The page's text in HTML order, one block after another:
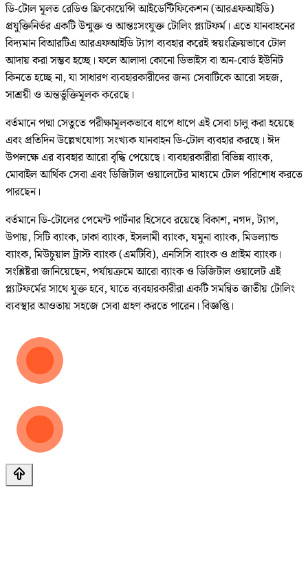
ডি-টোল মূলত রেডিও ফ্রিকোয়েন্সি আইডেন্টিফিকেশন (আরএফআইডি)
প্রযুক্তিনির্ভর একটি উন্মুক্ত ও আন্তঃসংযুক্ত টোলিং প্ল্যাটফর্ম। এতে যানবাহনের
বিদ্যমান বিআরটিএ আরএফআইডি ট্যাগ ব্যবহার করেই স্বয়ংক্রিয়ভাবে টোল
আদায় করা সম্ভব হচ্ছে। ফলে আলাদা কোনো ডিভাইস বা অন-বোর্ড ইউনিট
কিনতে হচ্ছে না, যা সাধারণ ব্যবহারকারীদের জন্য সেবাটিকে আরো সহজ,
সাশ্রয়ী ও অন্তর্ভুক্তিমূলক করেছে।
বর্তমানে পদ্মা সেতুতে পরীক্ষামূলকভাবে ধাপে ধাপে এই সেবা চালু করা হয়েছে
এবং প্রতিদিন উল্লেখযোগ্য সংখ্যক যানবাহন ডি-টোল ব্যবহার করছে। ঈদ
উপলক্ষে এর ব্যবহার আরো বৃদ্ধি পেয়েছে। ব্যবহারকারীরা বিভিন্ন ব্যাংক,
মোবাইল আর্থিক সেবা এবং ডিজিটাল ওয়ালেটের মাধ্যমে টোল পরিশোধ করতে
পারছেন।
বর্তমানে ডি-টোলের পেমেন্ট পার্টনার হিসেবে রয়েছে বিকাশ, নগদ, ট্যাপ,
উপায়, সিটি ব্যাংক, ঢাকা ব্যাংক, ইসলামী ব্যাংক, যমুনা ব্যাংক, মিডল্যান্ড
ব্যাংক, মিউচুয়াল ট্রাস্ট ব্যাংক (এমটিবি), এনসিসি ব্যাংক ও প্রাইম ব্যাংক।
সংশ্লিষ্টরা জানিয়েছেন, পর্যায়ক্রমে আরো ব্যাংক ও ডিজিটাল ওয়ালেট এই
প্ল্যাটফর্মের সাথে যুক্ত হবে, যাতে ব্যবহারকারীরা একটি সমন্বিত জাতীয় টোলিং
ব্যবস্থার আওতায় সহজে সেবা গ্রহণ করতে পারেন। বিজ্ঞপ্তি।